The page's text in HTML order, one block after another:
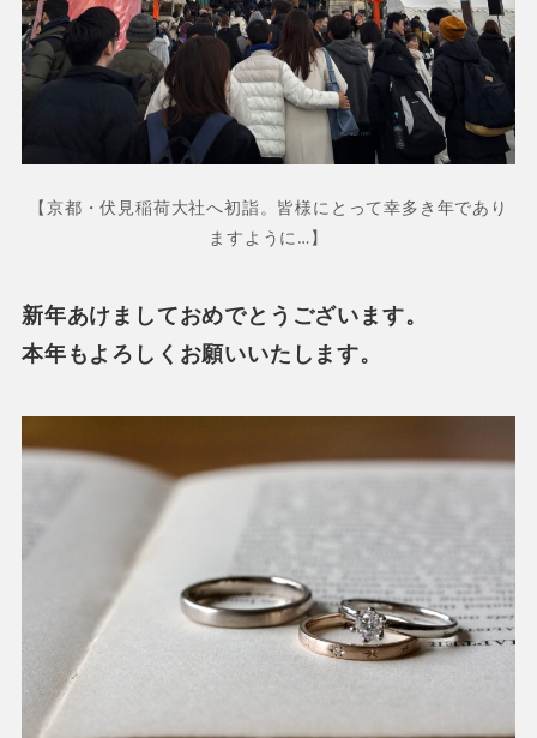
【京都・伏見稲荷大社へ初詣。皆様にとって幸多き年であり
ますように…】
新年あけましておめでとうございます。
本年もよろしくお願いいたします。